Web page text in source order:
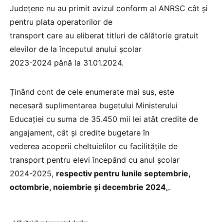
Județene nu au primit avizul conform al ANRSC cât și
pentru plata operatorilor de
transport care au eliberat titluri de călătorie gratuit
elevilor de la începutul anului școlar
2023-2024 până la 31.01.2024.
Ținând cont de cele enumerate mai sus, este
necesară suplimentarea bugetului Ministerului
Educației cu suma de 35.450 mii lei atât credite de
angajament, cât și credite bugetare în
vederea acoperii cheltuielilor cu facilitățile de
transport pentru elevi începând cu anul școlar
2024-2025, respectiv pentru lunile septembrie,
octombrie, noiembrie și decembrie 2024„.